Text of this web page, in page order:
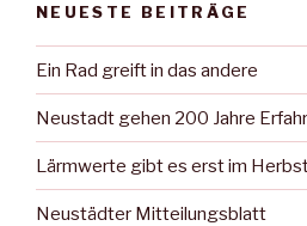
NEUESTE BEITRÄGE
Ein Rad greift in das andere
Neustadt gehen 200 Jahre
Lärmwerte gibt es erst im
Neustädter Mitteilungsblatt